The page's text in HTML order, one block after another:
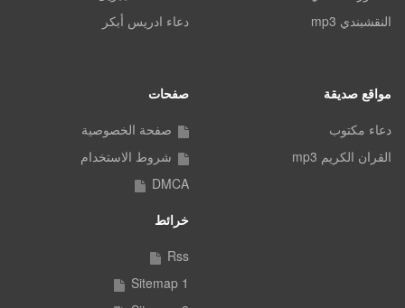
النقشبندي mp3
دعاء ادريس أبكر
مواقع صديقة
دعاء مكتوب
القران الكريم mp3
صفحات
صفحة الخصوصية
شروط الاستخدام
DMCA
خرائط
Rss
Sitemap 1